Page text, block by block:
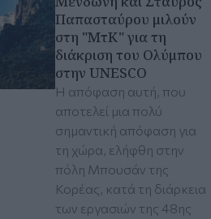
Παπασταύρου μιλούν
στη "ΜτΚ" για τη
διάκριση του Ολύμπου
στην UNESCO
Η απόφαση αυτή, που
αποτελεί μια πολύ
σημαντική απόφαση για
τη χώρα, ελήφθη στην
πόλη Μπουσάν της
Κορέας, κατά τη διάρκεια
των εργασιών της 48ης